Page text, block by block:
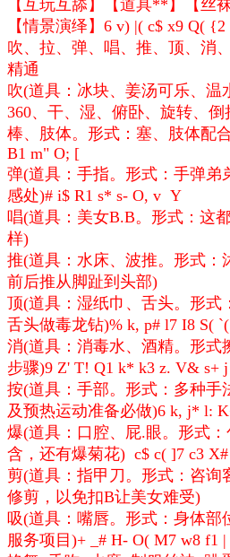
【互玩互舔】【道具**】【丝
【情景演绎】 6 v) |( c$ x9 Q( {2
吹、拉、弹、唱、推、顶、消
精通
吹(道具：冰块、姜汤可乐、温
360、干、湿、俯卧、旋转、
棒、肢体。形式：塞、肢体配
B1 m" O; [
弹(道具：手指。形式：手弹弟
感处)# i$ R1 s* s- O, v Y
唱(道具：美女B.B。形式：这
样)
推(道具：水床、波推。形式：
前后推从脚趾到头部)
顶(道具：湿纸巾、舌头。形式
舌头做毒龙钻)% k, p# l7 I8 S(
消(道具：消毒水、酒精。形式
步骤)9 Z' T! Q1 k* k3 z. V& s+ j
按(道具：手部。形式：多种手
及预热运动准备必做)6 k, j* l:
爆(道具：口腔、屁.眼。形式
含，还有爆菊花) c$ c( ]7 c3
剪(道具：指甲刀。形式：咨询
修剪，以免扣B让美女难受)
吸(道具：嘴唇。形式：身体部
服务项目)+ _# H- O( M7 w8 f1 |